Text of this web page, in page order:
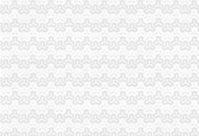
市重庆注销税务局积推进所属协会脱
武隆局突出一个早 狠抓一个严认真
璧山局及时部署加对元旦节市场的
南川局分公司营业执照注销五项措
永川市代办注销分公司陆运市场现状
市重庆分公司注销工商局五项措施加
三户企业近日分别向市重庆分公司